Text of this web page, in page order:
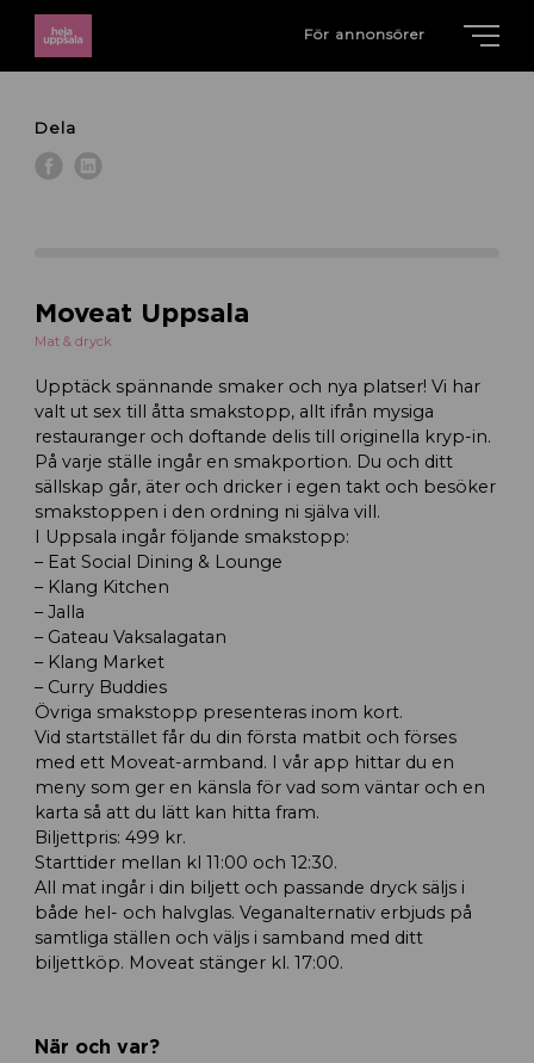
För annonsörer
Dela
Moveat Uppsala
Mat & dryck
Upptäck spännande smaker och nya platser! Vi har
valt ut sex till åtta smakstopp, allt ifrån mysiga
restauranger och doftande delis till originella kryp-in.
På varje ställe ingår en smakportion. Du och ditt
sällskap går, äter och dricker i egen takt och besöker
smakstoppen i den ordning ni själva vill.
I Uppsala ingår följande smakstopp:
– Eat Social Dining & Lounge
– Klang Kitchen
– Jalla
– Gateau Vaksalagatan
– Klang Market
– Curry Buddies
Övriga smakstopp presenteras inom kort.
Vid startstället får du din första matbit och förses
med ett Moveat-armband. I vår app hittar du en
meny som ger en känsla för vad som väntar och en
karta så att du lätt kan hitta fram.
Biljettpris: 499 kr.
Starttider mellan kl 11:00 och 12:30.
All mat ingår i din biljett och passande dryck säljs i
både hel- och halvglas. Veganalternativ erbjuds på
samtliga ställen och väljs i samband med ditt
biljettköp. Moveat stänger kl. 17:00.
När och var?